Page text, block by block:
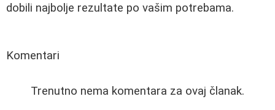
dobili najbolje rezultate po vašim potrebama.
Komentari
Trenutno nema komentara za ovaj članak.